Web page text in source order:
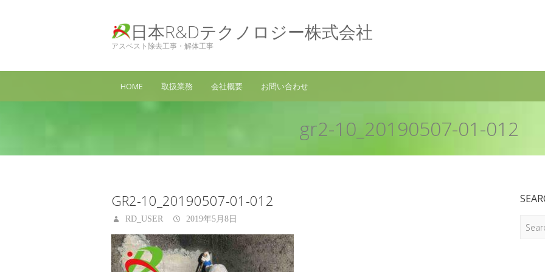
日本R&Dテクノロジー株式会社
アスベスト除去工事・解体工事
HOME 取扱業務 会社概要 お問い合わせ
gr2-10_20190507-01-012
GR2-10_20190507-01-012
RD_USER 2019年5月8日